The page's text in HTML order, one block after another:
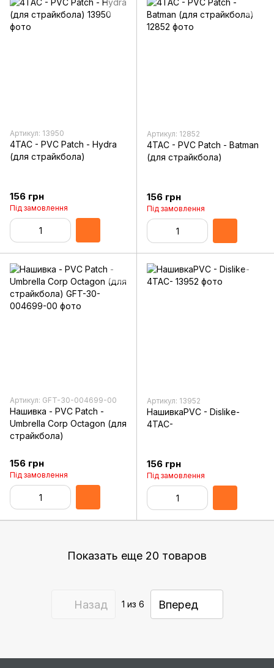
Артикул: 13950
4TAC - PVC Patch - Hydra
(для страйкбола)
156 грн
Під замовлення
Артикул: 12852
4TAC - PVC Patch - Batman
(для страйкбола)
156 грн
Під замовлення
Артикул: GFT-30-004699-00
Нашивка - PVC Patch -
Umbrella Corp Octagon (для
страйкбола)
156 грн
Під замовлення
Артикул: 13952
НашивкаPVC - Dislike-
4TAC-
156 грн
Під замовлення
Показать еще 20 товаров
Назад 1 из 6 Вперед